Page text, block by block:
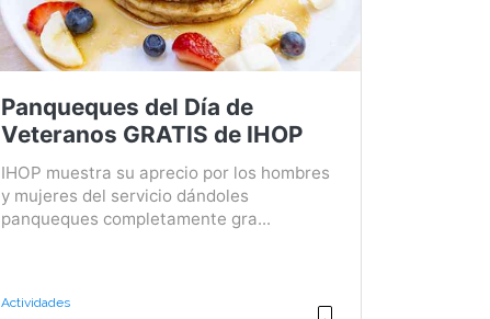
Panqueques del Día de
Veteranos GRATIS de IHOP
IHOP muestra su aprecio por los hombres
y mujeres del servicio dándoles
panqueques completamente gra...
Actividades